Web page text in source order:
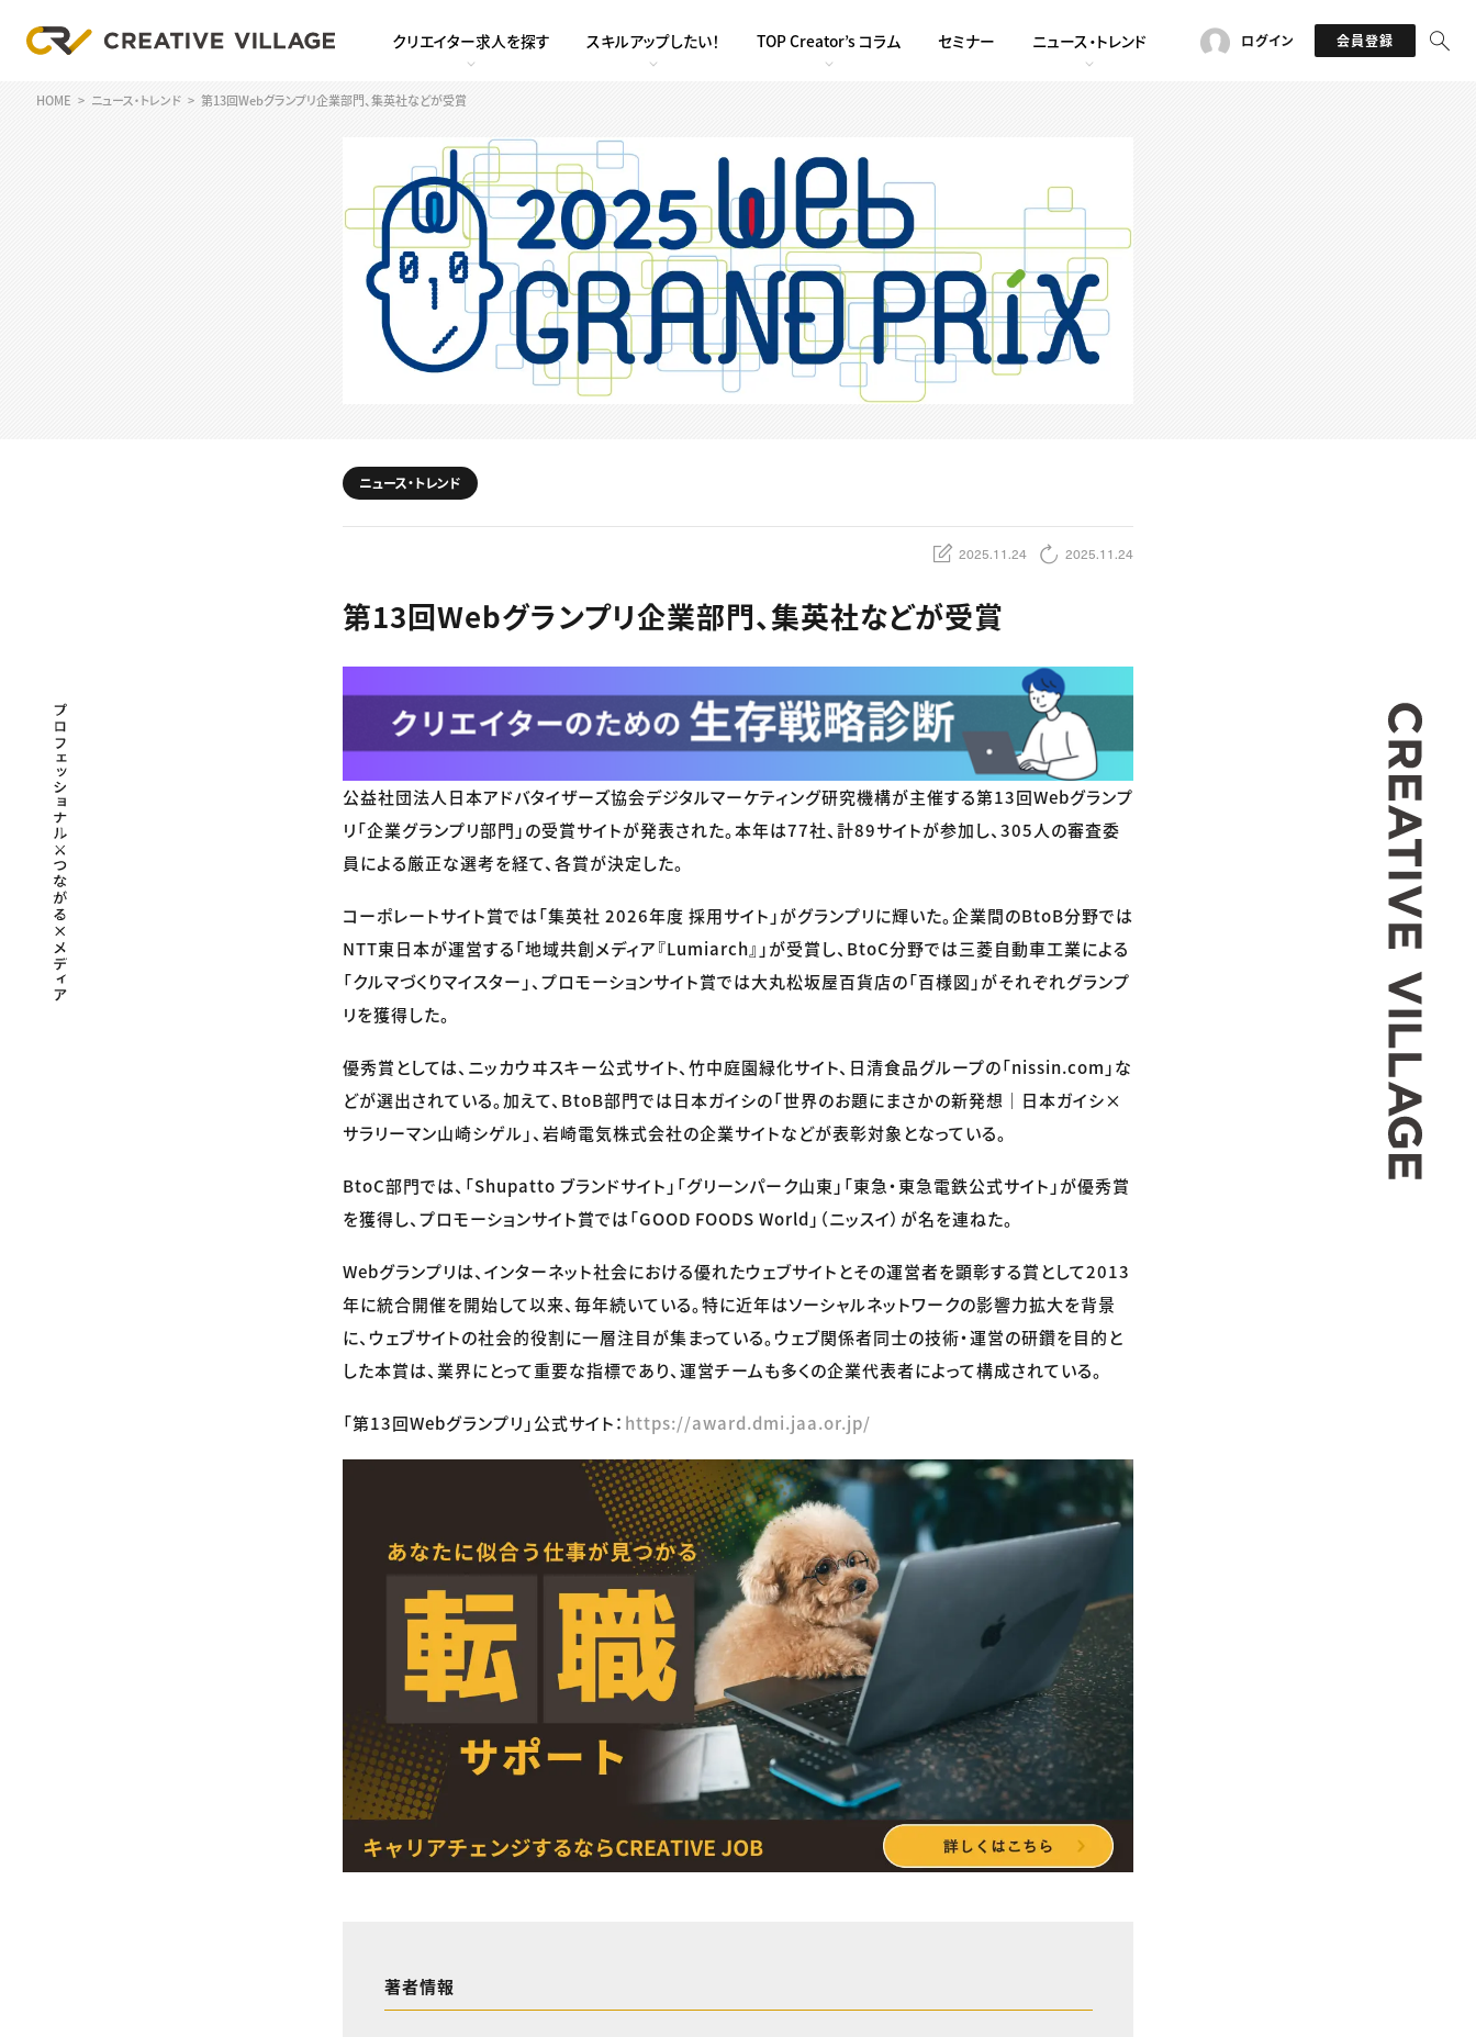
クリエイター求人を探す スキルアップしたい！ TOP Creator’s コラム セミナー ニュース・トレンド ログイン 会員登録
HOME ニュース・トレンド 第13回Webグランプリ企業部門、集英社などが受賞
ニュース・トレンド
2025.11.24 2025.11.24
第13回Webグランプリ企業部門、集英社などが受賞
公益社団法人日本アドバタイザーズ協会デジタルマーケティング研究機構が主催する第13回Webグランプ
リ「企業グランプリ部門」の受賞サイトが発表された。本年は77社、計89サイトが参加し、305人の審査委
員による厳正な選考を経て、各賞が決定した。
コーポレートサイト賞では「集英社 2026年度 採用サイト」がグランプリに輝いた。企業間のBtoB分野では
NTT東日本が運営する「地域共創メディア『Lumiarch』」が受賞し、BtoC分野では三菱自動車工業による
「クルマづくりマイスター」、プロモーションサイト賞では大丸松坂屋百貨店の「百様図」がそれぞれグランプ
リを獲得した。
優秀賞としては、ニッカウヰスキー公式サイト、竹中庭園緑化サイト、日清食品グループの「nissin.com」な
どが選出されている。加えて、BtoB部門では日本ガイシの「世界のお題にまさかの新発想｜日本ガイシ×
サラリーマン山崎シゲル」、岩崎電気株式会社の企業サイトなどが表彰対象となっている。
BtoC部門では、「Shupatto ブランドサイト」「グリーンパーク山東」「東急・東急電鉄公式サイト」が優秀賞
を獲得し、プロモーションサイト賞では「GOOD FOODS World」（ニッスイ）が名を連ねた。
Webグランプリは、インターネット社会における優れたウェブサイトとその運営者を顕彰する賞として2013
年に統合開催を開始して以来、毎年続いている。特に近年はソーシャルネットワークの影響力拡大を背景
に、ウェブサイトの社会的役割に一層注目が集まっている。ウェブ関係者同士の技術・運営の研鑽を目的と
した本賞は、業界にとって重要な指標であり、運営チームも多くの企業代表者によって構成されている。
「第13回Webグランプリ」公式サイト： https://award.dmi.jaa.or.jp/
著者情報